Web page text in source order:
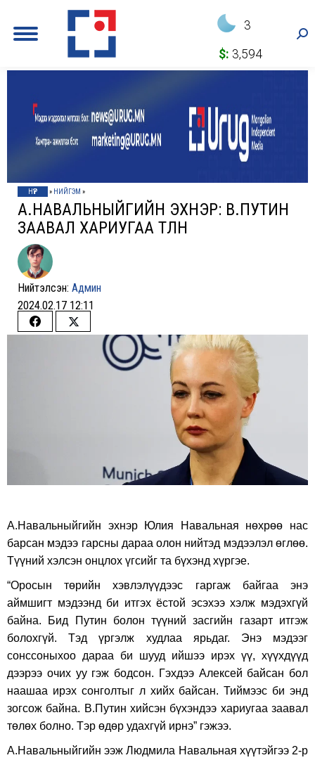
3
$: 3,594
НҮҮР » НИЙГЭМ »
А.НАВАЛЬНЫЙГИЙН ЭХНЭР: В.ПУТИН
ЗААВАЛ ХАРИУГАА ТӨЛНӨ
Нийтэлсэн: Админ
2024.02.17 12:11
Share
Share
А.Навальныйгийн эхнэр Юлия Навальная нөхрөө нас
барсан мэдээ гарсны дараа олон нийтэд мэдээлэл өглөө.
Түүний хэлсэн онцлох үгсийг та бүхэнд хүргэе.
“Оросын төрийн хэвлэлүүдээс гаргаж байгаа энэ
аймшигт мэдээнд би итгэх ёстой эсэхээ хэлж мэдэхгүй
байна. Бид Путин болон түүний засгийн газарт итгэж
болохгүй. Тэд үргэлж худлаа ярьдаг. Энэ мэдээг
сонссоныхоо дараа би шууд ийшээ ирэх үү, хүүхдүүд
дээрээ очих уу гэж бодсон. Гэхдээ Алексей байсан бол
наашаа ирэх сонголтыг л хийх байсан. Тиймээс би энд
зогсож байна. В.Путин хийсэн бүхэндээ хариугаа заавал
төлөх болно. Тэр өдөр удахгүй ирнэ” гэжээ.
А.Навальныйгийн ээж Людмила Навальная хүүтэйгээ 2-р